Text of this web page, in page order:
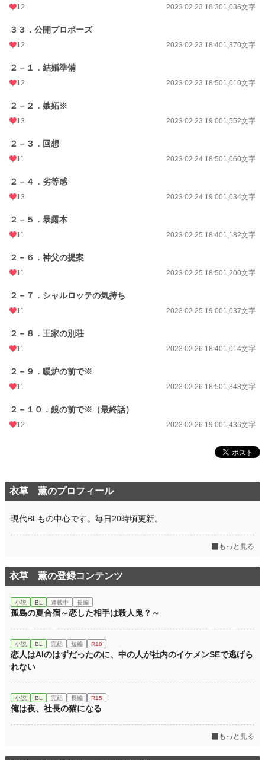
12 2023.02.23 18:301,036文字
３３．公開プロポーズ
12 2023.02.23 18:401,370文字
２－１．結婚準備
12 2023.02.23 18:501,010文字
２－２．嫉妬※
13 2023.02.23 19:001,552文字
２－３．回想
11 2023.02.24 18:501,060文字
２－４．劣等感
13 2023.02.24 19:001,034文字
２－５．暴露本
11 2023.02.25 18:401,182文字
２－６．神父の提案
11 2023.02.25 18:501,200文字
２－７．シャルロッテの気持ち
11 2023.02.25 19:001,037文字
２－８．王家の別荘
11 2023.02.26 18:401,014文字
２－９．暖炉の前で※
11 2023.02.26 18:501,348文字
２－１０．鏡の前で※（最終話）
12 2023.02.26 19:001,436文字
衣草 薫のプロフィール
現代BLもの中心です。毎日20時頃更新。
もっと見る
衣草 薫の登録コンテンツ
小説 BL 連載中 長編
孤島の夏合宿～恋した相手は殺人鬼？～
小説 BL 完結 短編 R18
恋人はAIのはずだったのに、中の人が社内のイケメンSEで逃げら
れない
小説 BL 完結 長編 R15
俺は夜、社長の猫になる
もっと見る